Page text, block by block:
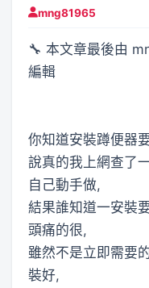
mng81965
🔧 本文章最後由
編輯
你知道安裝蹲便器
說真的我上網查了
自己動手做,
結果誰知道一安裝
頭痛的很,
雖然不是立即需要
裝好,